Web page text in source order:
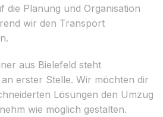
die Planung und Organisation
wir den Transport
aus Bielefeld steht
erster Stelle. Wir möchten dir
Lösungen den Umzug
wie möglich gestalten.